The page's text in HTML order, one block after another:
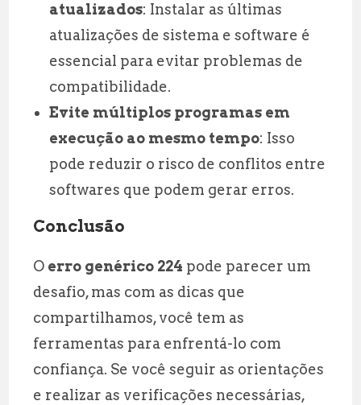
atualizados: Instalar as últimas
atualizações de sistema e software é
essencial para evitar problemas de
compatibilidade.
Evite múltiplos programas em
execução ao mesmo tempo: Isso
pode reduzir o risco de conflitos entre
softwares que podem gerar erros.
Conclusão
O erro genérico 224 pode parecer um
desafio, mas com as dicas que
compartilhamos, você tem as
ferramentas para enfrentá-lo com
confiança. Se você seguir as orientações
e realizar as verificações necessárias,